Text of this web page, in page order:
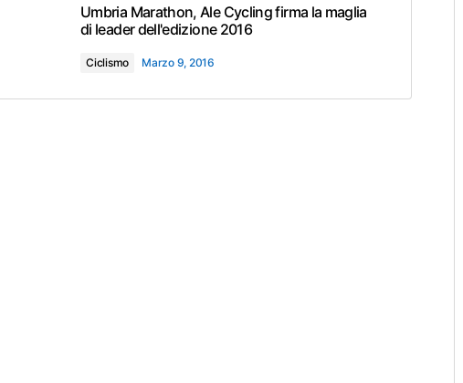
Umbria Marathon, Ale Cycling firma la maglia
di leader dell'edizione 2016
Ciclismo Marzo 9, 2016